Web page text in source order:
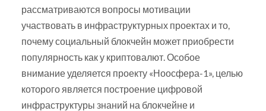
рассматриваются вопросы мотивации
участвовать в инфраструктурных проектах и то,
почему социальный блокчейн может приобрести
популярность как у криптовалют. Особое
внимание уделяется проекту «Ноосфера-1», целью
которого является построение цифровой
инфраструктуры знаний на блокчейне и